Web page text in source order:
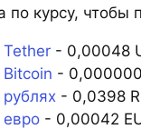
по курсу, чтобы
Tether- 0,00048
Bitcoin -
- 0,0398
евро- 0,00042